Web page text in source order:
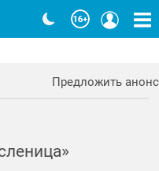
Предложить анонс